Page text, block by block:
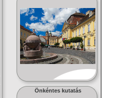
Önkéntes kutatás